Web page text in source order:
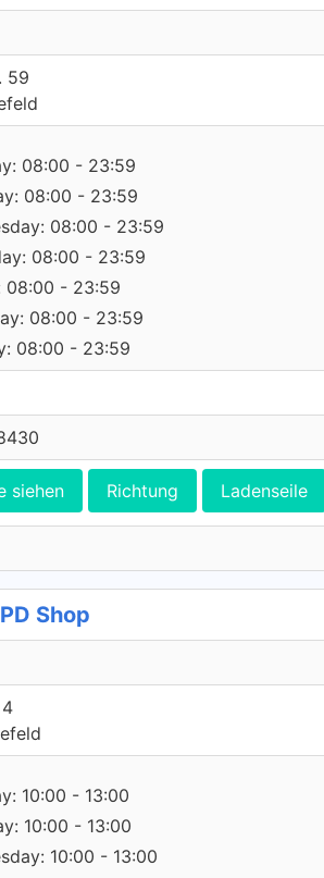
59
08:00 - 23:59
08:00 - 23:59
08:00 - 23:59
08:00 - 23:59
08:00 - 23:59
08:00 - 23:59
08:00 - 23:59
siehen Richtung Ladenseile
Shop
10:00 - 13:00
10:00 - 13:00
10:00 - 13:00